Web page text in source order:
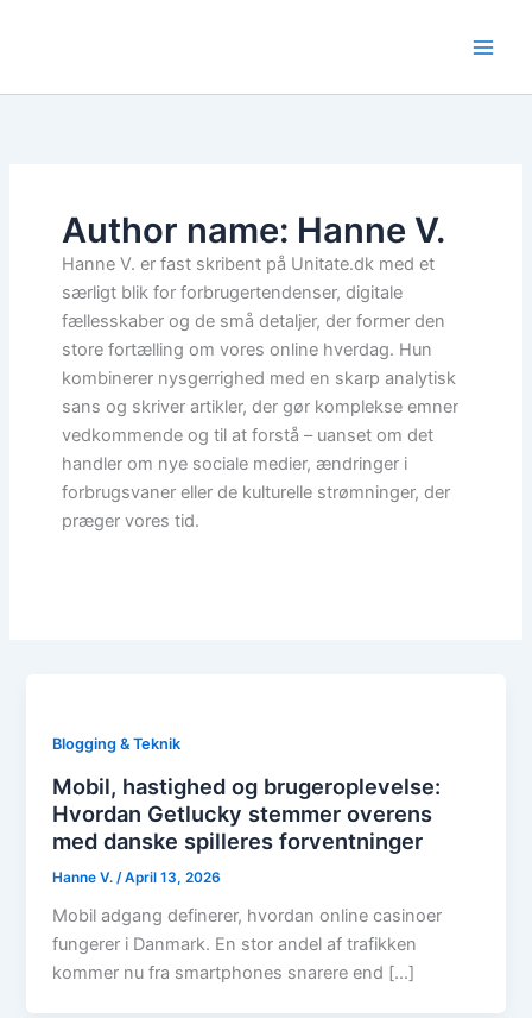
Author name: Hanne V.
Hanne V. er fast skribent på Unitate.dk med et
særligt blik for forbrugertendenser, digitale
fællesskaber og de små detaljer, der former den
store fortælling om vores online hverdag. Hun
kombinerer nysgerrighed med en skarp analytisk
sans og skriver artikler, der gør komplekse emner
vedkommende og til at forstå – uanset om det
handler om nye sociale medier, ændringer i
forbrugsvaner eller de kulturelle strømninger, der
præger vores tid.
Blogging & Teknik
Mobil, hastighed og brugeroplevelse:
Hvordan Getlucky stemmer overens
med danske spilleres forventninger
Hanne V. /April 13, 2026
Mobil adgang definerer, hvordan online casinoer
fungerer i Danmark. En stor andel af trafikken
kommer nu fra smartphones snarere end […]